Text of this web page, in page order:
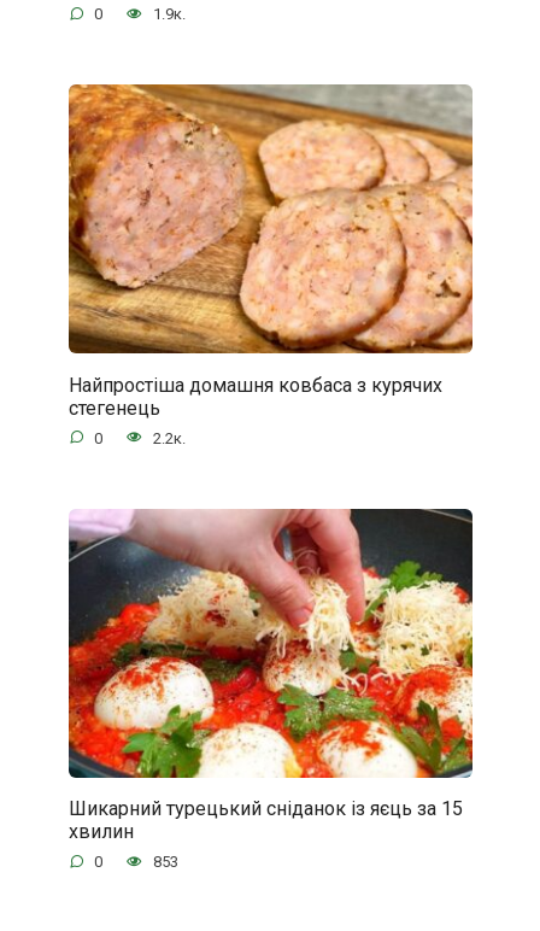
0 1.9к.
Найпростіша домашня ковбаса з курячих
стегенець
0 2.2к.
Шикарний турецький сніданок із яєць за 15
хвилин
0 853